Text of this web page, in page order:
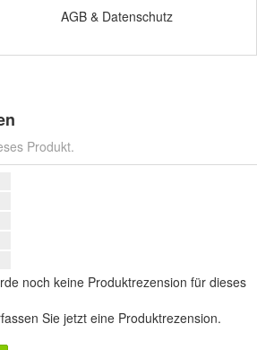
AGB & Datenschutz
Produkt.
noch keine Produktrezension für dieses
Sie jetzt eine Produktrezension.